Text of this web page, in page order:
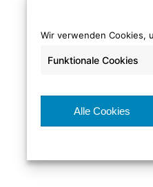
Wir verwenden Cookies,
Funktionale Cookies
Alle Cookies